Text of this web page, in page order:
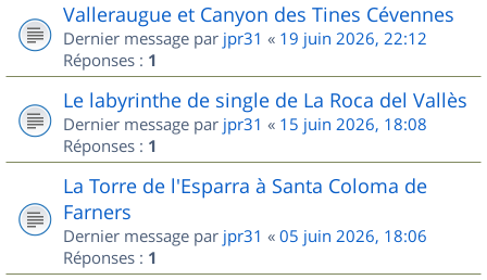
Valleraugue et Canyon des Tines Cévennes
Dernier message par jpr31 « 19 juin 2026, 22:12
Réponses : 1
Le labyrinthe de single de La Roca del Vallès
Dernier message par jpr31 « 15 juin 2026, 18:08
Réponses : 1
La Torre de l'Esparra à Santa Coloma de
Farners
Dernier message par jpr31 « 05 juin 2026, 18:06
Réponses : 1